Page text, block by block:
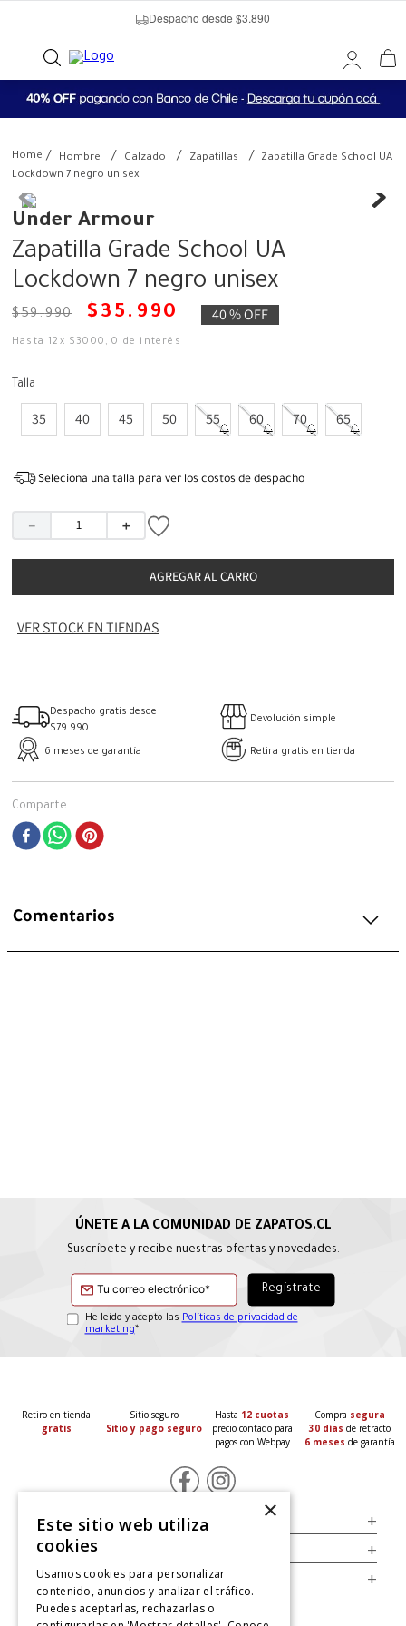
Despacho desde $3.890
Hombre Calzado Zapatillas
Zapatilla Grade School UA
Lockdown 7 negro unisex
Under Armour
Zapatilla Grade School UA
Lockdown 7 negro unisex
$59.990 $ 35 . 990 40 %OFF
Hasta12 x $ 3000 ,0 de interés
Talla
35 40 45 50 55 60 70 65
Seleciona una talla para ver los costos de despacho
＋
－
AGREGAR AL CARRO
VER STOCK EN TIENDAS
Despacho gratis desde
$79.990
Devolución simple
6 meses de garantía Retira gratis en tienda
Comparte
Comentarios
Suscríbete y recibe nuestras ofertas y novedades.
He leído y acepto las Políticas de privacidad de
marketing*
Retiro en tienda
gratis
Sitio seguro
Sitio y pago seguro
Hasta 12 cuotas
precio contado para
pagos con Webpay
Compra segura
30 días de retracto
6 meses de garantía
Servicio al Consumidor +
Legal +
Cuenta +
×
Este sitio web utiliza
cookies
Usamos cookies para personalizar
contenido, anuncios y analizar el tráfico.
Puedes aceptarlas, rechazarlas o